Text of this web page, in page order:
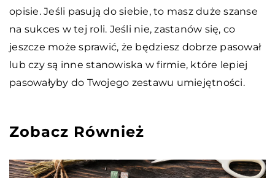
opisie. Jeśli pasują do siebie, to masz duże szanse
na sukces w tej roli. Jeśli nie, zastanów się, co
jeszcze może sprawić, że będziesz dobrze pasował
lub czy są inne stanowiska w firmie, które lepiej
pasowałyby do Twojego zestawu umiejętności.
Zobacz Również